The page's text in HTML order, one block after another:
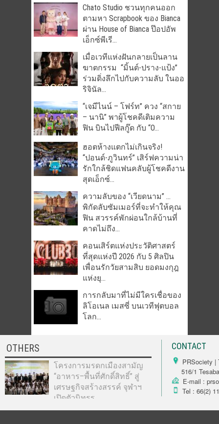
Chato Studio ชวนทุกคนออก
ตามหา Scrapbook ของ Bianca
ผ่าน House of Bianca ป๊อปอัพ
เอ็กซ์พีเรี...
เมื่อเวทีแห่งฝันกลายเป็นลาน
ฆาตกรรม “มิ้นต์-ปราง-แป้ง”
ร่วมดิ่งลึกไปกับความลับ ในออ
ริจินัล...
“เจมีไนน์ – โฟร์ท” ควง “สกาย
– นานิ” พาผู้โชคดีเติมความ
ฟิน บินไปฟีลกู๊ด กับ “O...
ฮอตห้างแตกไม่เกินจริง!
“ปอนด์-ภูวินทร์” เสิร์ฟความน่า
รักใกล้ชิดแฟนคลับผู้โชคดีงาน
สุดเอ็กซ์...
ความลับของ “เวียดนาม” …
พิกัดลับซัมเมอร์ที่จะทำให้คุณ
ฟิน สวรรค์พักผ่อนใกล้บ้านที่
คาดไม่ถึง...
คอนเสิร์ตแห่งประวัติศาสตร์
ที่สุดแห่งปี 2026 กับ 5 ศิลปิน
เพื่อนรักวัยสามสิบ ยอดมงกุฎ
แห่งยุ...
การกลับมาที่ไม่มีใครเชื่อของ
ลิโอเนล เมสซี่ บนเวทีฟุตบอล
โลก...
OTHERS
โครงการมรดกเมืองสามัญ
“อาหาร–พื้นที่ศักดิ์สิทธิ์” สู่
เศรษฐกิจสร้างสรรค์ จุฬาฯ
เปิดตัวนิทรร...
CONTACT
PRSociety |
516/1
E-mail :
Tel : 66(2)